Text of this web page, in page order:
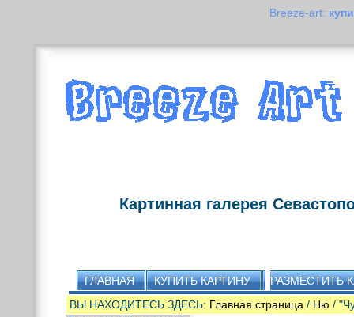
Breeze-art:
Картинная галерея
ГЛАВНАЯ КУПИТЬ КАРТИНУ
РАЗМЕСТИТЬ
ВЫ НАХОДИТЕСЬ ЗДЕСЬ: Главная страница / Ню /